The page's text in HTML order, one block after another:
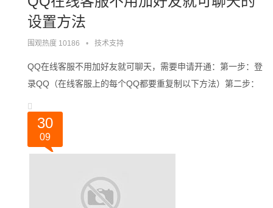
设置方法
围观热度 10186 • 技术支持
QQ在线客服不用加好友就可聊天，需要申请开通：第一步：登
录QQ（在线客服上的每个QQ都要重复制以下方法）第二步：
https://shang.qq.com/v3/index.h。。。
30
09